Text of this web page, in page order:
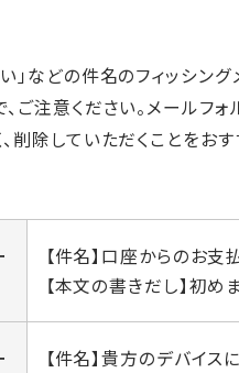
」などの件名のフィッシン
ご注意ください。メール
削除していただくことをおす
【件名】口座からのお支
【本文の書きだし】初め
【件名】貴方のデバイス